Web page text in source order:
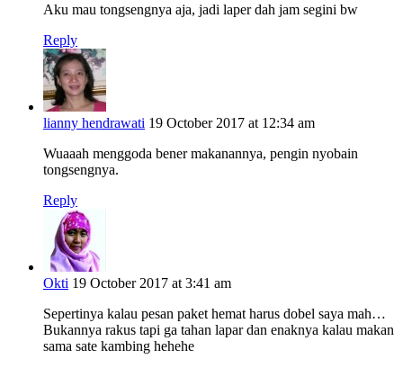
Aku mau tongsengnya aja, jadi laper dah jam segini bw
Reply
lianny hendrawati 19 October 2017 at 12:34 am
Wuaaah menggoda bener makanannya, pengin nyobain
tongsengnya.
Reply
Okti 19 October 2017 at 3:41 am
Sepertinya kalau pesan paket hemat harus dobel saya mah…
Bukannya rakus tapi ga tahan lapar dan enaknya kalau makan
sama sate kambing hehehe